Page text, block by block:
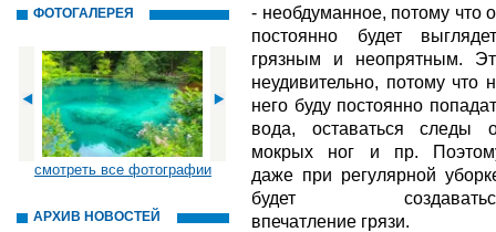
ФОТОГАЛЕРЕЯ
смотреть все фотографии
АРХИВ НОВОСТЕЙ
- необдуманное, потому что
постоянно будет
грязным и неопрятным.
неудивительно, потому что
него буду постоянно
вода, оставаться следы
мокрых ног и пр.
даже при регулярной
будет
впечатление грязи.